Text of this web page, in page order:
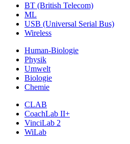
BT (British Telecom)
ML
USB (Universal Serial Bus)
Wireless
Human-Biologie
Physik
Umwelt
Biologie
Chemie
CLAB
CoachLab II+
VinciLab 2
WiLab